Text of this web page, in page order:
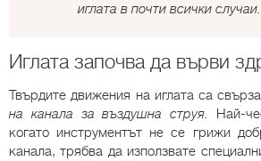
иглата в почти всички случаи.
Иглата започва да върви
Твърдите движения на иглата са
на канала за въздушна струя.
Най-
когато инструментът не се грижи
канала, трябва да използвате